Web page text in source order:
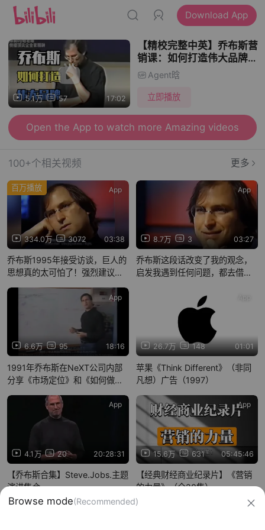
Download App
5.1万 57 17:02
【精校完整中英】乔布斯营
销课：如何打造伟大品牌，
构思史上最伟大的品牌营销
广告ThinkDifferent/非同
凡想
Agent晗
立即播放
Open the App to watch more Amazing videos
100+个相关视频 更多
334.0万 3072 03:38
百万播放 App
乔布斯1995年接受访谈，巨人的
思想真的太可怕了！强烈建议大
8.7万 3 03:27
App
乔布斯这段话改变了我的观念，
启发我遇到任何问题，都去借助
6.6万 95 18:16
App
1991年乔布斯在NeXT公司内部
分享《市场定位》和《如何做营
26.7万 148 01:01
苹果《Think Different》（非同
凡想）广告（1997）
4.1万 20 20:28:31
App
【乔布斯合集】Steve.Jobs.主题
演讲集合
15.6万 631 05:45:46
App
【经典财经商业纪录片】《营销
的力量》（全20集）